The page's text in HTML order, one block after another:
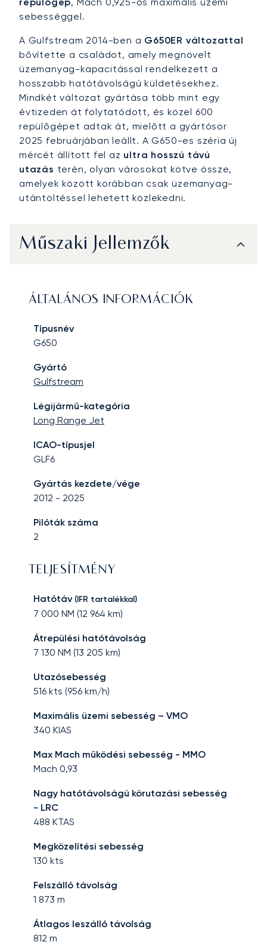
repülőgép, Mach 0,925-ös maximális üzemi
sebességgel.
A Gulfstream 2014-ben a G650ER változattal
bővítette a családot, amely megnövelt
üzemanyag-kapacitással rendelkezett a
hosszabb hatótávolságú küldetésekhez.
Mindkét változat gyártása több mint egy
évtizeden át folytatódott, és közel 600
repülőgépet adtak át, mielőtt a gyártósor
2025 februárjában leállt. A G650-es széria új
mércét állított fel az ultra hosszú távú
utazás terén, olyan városokat kötve össze,
amelyek között korábban csak üzemanyag-
utántöltéssel lehetett közlekedni.
Műszaki Jellemzők
ÁLTALÁNOS INFORMÁCIÓK
Típusnév
G650
Gyártó
Gulfstream
Légijármű-kategória
Long Range Jet
ICAO-típusjel
GLF6
Gyártás kezdete/vége
2012 - 2025
Pilóták száma
2
TELJESÍTMÉNY
Hatótáv(IFR tartalékkal)
7 000 NM (12 964 km)
Átrepülési hatótávolság
7 130 NM (13 205 km)
Utazósebesség
516 kts (956 km/h)
Maximális üzemi sebesség – VMO
340 KIAS
Max Mach működési sebesség - MMO
Mach 0,93
Nagy hatótávolságú körutazási sebesség
- LRC
488 KTAS
Megközelítési sebesség
130 kts
Felszálló távolság
1 873 m
Átlagos leszálló távolság
812 m